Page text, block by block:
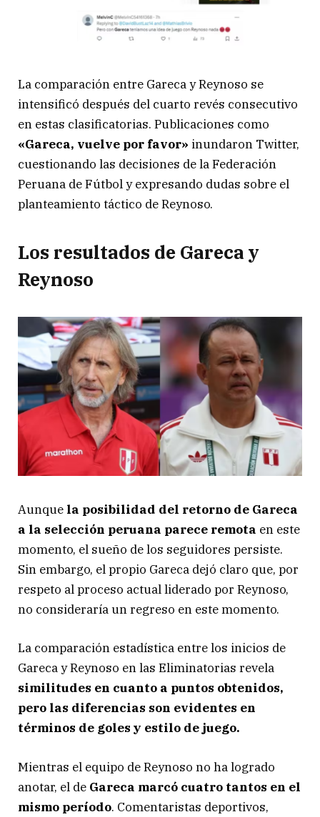
La comparación entre Gareca y Reynoso se
intensificó después del cuarto revés consecutivo
en estas clasificatorias. Publicaciones como
«Gareca, vuelve por favor» inundaron Twitter,
cuestionando las decisiones de la Federación
Peruana de Fútbol y expresando dudas sobre el
planteamiento táctico de Reynoso.
Los resultados de Gareca y
Reynoso
Aunque la posibilidad del retorno de Gareca
a la selección peruana parece remota en este
momento, el sueño de los seguidores persiste.
Sin embargo, el propio Gareca dejó claro que, por
respeto al proceso actual liderado por Reynoso,
no consideraría un regreso en este momento.
La comparación estadística entre los inicios de
Gareca y Reynoso en las Eliminatorias revela
similitudes en cuanto a puntos obtenidos,
pero las diferencias son evidentes en
términos de goles y estilo de juego.
Mientras el equipo de Reynoso no ha logrado
anotar, el de Gareca marcó cuatro tantos en el
mismo período. Comentaristas deportivos,